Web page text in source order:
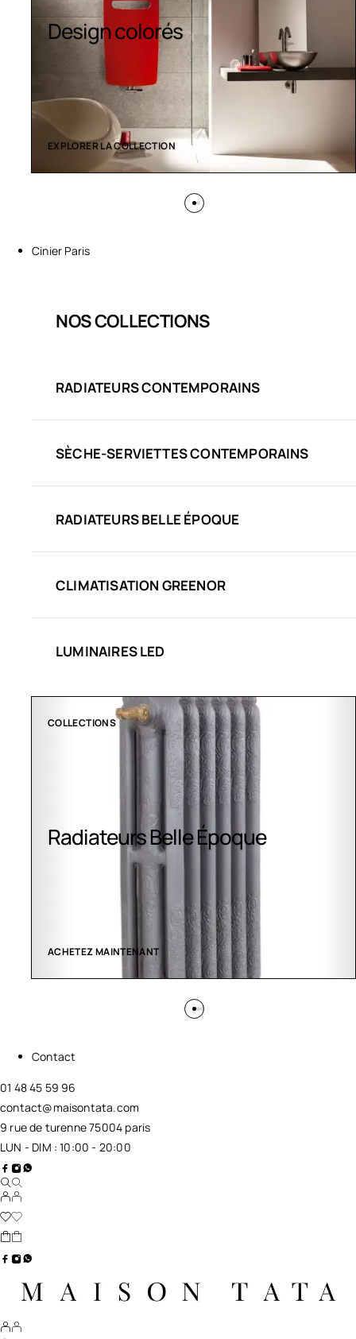
Design colorés
EXPLORER LA COLLECTION
Cinier Paris
NOS COLLECTIONS
RADIATEURS CONTEMPORAINS
SÈCHE-SERVIETTES CONTEMPORAINS
RADIATEURS BELLE ÉPOQUE
CLIMATISATION GREENOR
LUMINAIRES LED
COLLECTIONS
Radiateurs Belle Époque
ACHETEZ MAINTENANT
Contact
01 48 45 59 96
contact@maisontata.com
9 rue de turenne 75004 paris
LUN - DIM : 10:00 - 20:00